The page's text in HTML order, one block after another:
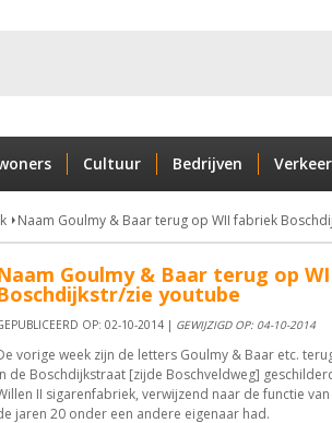
Cultuur Bedrijven
Naam Goulmy & Baar terug op WII fabriek
Goulmy & Baar terug op
zie youtube
OP: 02-10-2014 | GEWIJZIGD OP: 04-10-2014
vorige week zijn de letters Goulmy & Baar etc.
de Boschdijkstraat [zijde Boschveldweg]
II sigarenfabriek, verwijzend naar de functie
jaren 20 onder een andere eigenaar had.